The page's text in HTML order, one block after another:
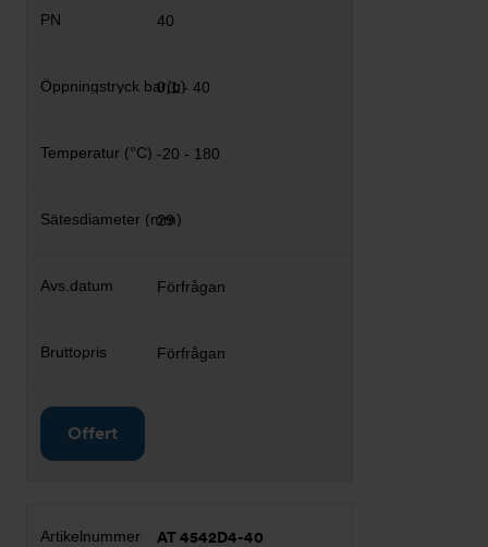
40
0,1 - 40
-20 - 180
29
Förfrågan
Förfrågan
Offert
AT 4542D4-40